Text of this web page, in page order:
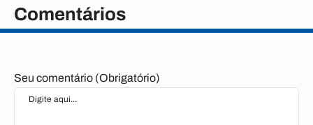
Comentários
Seu comentário (Obrigatório)